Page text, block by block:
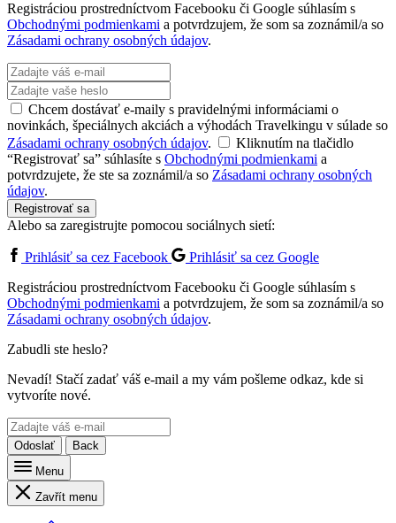
Registráciou prostredníctvom Facebooku či Google súhlasím s
Obchodnými podmienkami a potvrdzujem, že som sa zoznámil/a so
Zásadami ochrany osobných údajov.
Chcem dostávať e-maily s pravidelnými informáciami o
novinkách, špeciálnych akciách a výhodách Travelkingu v súlade so
Zásadami ochrany osobných údajov.
Kliknutím na tlačidlo
“Registrovať sa” súhlasíte s Obchodnými podmienkami a
potvrdzujete, že ste sa zoznámil/a so Zásadami ochrany osobných
údajov.
Registrovať sa
Alebo sa zaregistrujte pomocou sociálnych sietí:
Prihlásiť sa cez Facebook
Prihlásiť sa cez Google
Registráciou prostredníctvom Facebooku či Google súhlasím s
Obchodnými podmienkami a potvrdzujem, že som sa zoznámil/a so
Zásadami ochrany osobných údajov.
Zabudli ste heslo?
Nevadí! Stačí zadať váš e-mail a my vám pošleme odkaz, kde si
vytvoríte nové.
Odoslať
Back
Menu
Zavřít menu